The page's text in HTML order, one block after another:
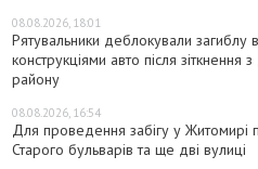
08.08.2026, 18:01
Рятувальники деблокували загиблу
конструкціями авто після
району
08.08.2026, 16:54
Для проведення забігу у Житомирі
Старого бульварів та ще дві вулиці